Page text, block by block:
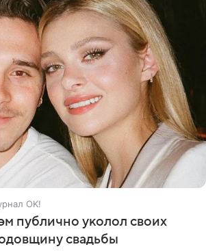
OK!
публично уколол своих
свадьбы